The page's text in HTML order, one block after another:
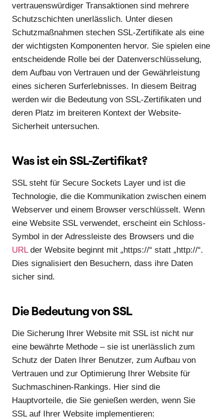
vertrauenswürdiger Transaktionen sind mehrere
Schutzschichten unerlässlich. Unter diesen
Schutzmaßnahmen stechen SSL-Zertifikate als eine
der wichtigsten Komponenten hervor. Sie spielen eine
entscheidende Rolle bei der Datenverschlüsselung,
dem Aufbau von Vertrauen und der Gewährleistung
eines sicheren Surferlebnisses. In diesem Beitrag
werden wir die Bedeutung von SSL-Zertifikaten und
deren Platz im breiteren Kontext der Website-
Sicherheit untersuchen.
Was ist ein SSL-Zertifikat?
SSL steht für Secure Sockets Layer und ist die
Technologie, die die Kommunikation zwischen einem
Webserver und einem Browser verschlüsselt. Wenn
eine Website SSL verwendet, erscheint ein Schloss-
Symbol in der Adressleiste des Browsers und die
URLder Website beginnt mit „https://“ statt „http://“.
Dies signalisiert den Besuchern, dass ihre Daten
sicher sind.
Die Bedeutung von SSL
Die Sicherung Ihrer Website mit SSL ist nicht nur
eine bewährte Methode – sie ist unerlässlich zum
Schutz der Daten Ihrer Benutzer, zum Aufbau von
Vertrauen und zur Optimierung Ihrer Website für
Suchmaschinen-Rankings. Hier sind die
Hauptvorteile, die Sie genießen werden, wenn Sie
SSL auf Ihrer Website implementieren: